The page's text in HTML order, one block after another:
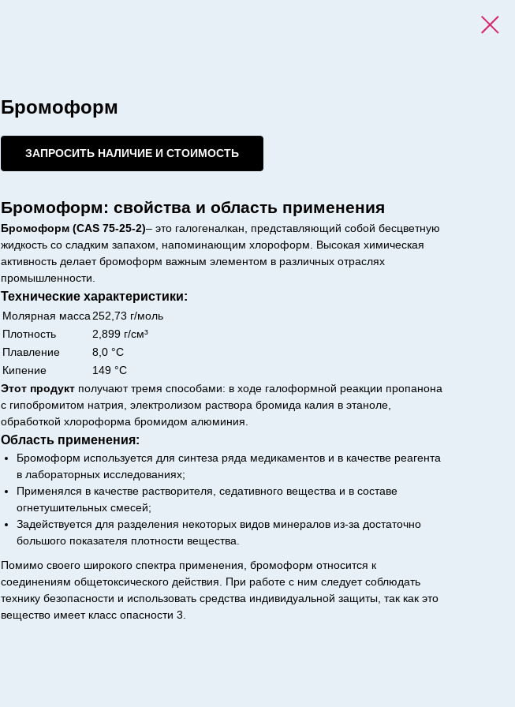
Бромоформ
ЗАПРОСИТЬ НАЛИЧИЕ И СТОИМОСТЬ
Бромоформ: свойства и область применения
Бромоформ (CAS 75-25-2)– это галогеналкан, представляющий собой бесцветную
жидкость со сладким запахом, напоминающим хлороформ. Высокая химическая
активность делает бромоформ важным элементом в различных отраслях
промышленности.
Технические характеристики:
Молярная масса 252,73 г/моль
Плотность
2,899 г/см³
Плавление
8,0 °C
Кипение
149 °C
Этот продукт получают тремя способами: в ходе галоформной реакции пропанона
с гипобромитом натрия, электролизом раствора бромида калия в этаноле,
обработкой хлороформа бромидом алюминия.
Область применения:
Бромоформ используется для синтеза ряда медикаментов и в качестве реагента
в лабораторных исследованиях;
Применялся в качестве растворителя, седативного вещества и в составе
огнетушительных смесей;
Задействуется для разделения некоторых видов минералов из-за достаточно
большого показателя плотности вещества.
Помимо своего широкого спектра применения, бромоформ относится к
соединениям общетоксического действия. При работе с ним следует соблюдать
технику безопасности и использовать средства индивидуальной защиты, так как это
вещество имеет класс опасности 3.